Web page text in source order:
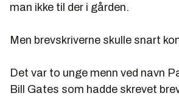
man ikke til der i gården.
Men brevskriverne skulle snart
Det var to unge menn ved navn
Bill Gates som hadde skrevet